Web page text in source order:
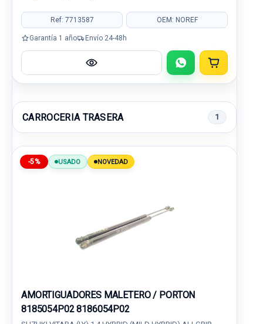
Ref: 7713587 OEM: NOREF
Garantía 1 año Envío 24-48h
CARROCERIA TRASERA 1
-5% USADO NOVEDAD
AMORTIGUADORES MALETERO / PORTON
8185054P02 8186054P02